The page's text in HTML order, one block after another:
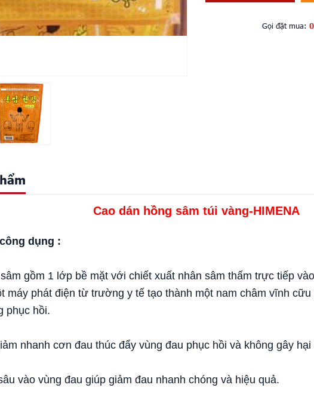
Gọi đặt mua:
Cao dán hồng sâm túi vàng-HIMENA
dụng :
gồm 1 lớp bề mặt với chiết xuất nhân sâm thấm trực tiếp
máy phát điện từ trường y tế tạo thành một nam châm vĩnh
phục hồi.
nhanh cơn đau thúc đẩy vùng đau phục hồi và không gây hại
vào vùng đau giúp giảm đau nhanh chóng và hiệu quả.